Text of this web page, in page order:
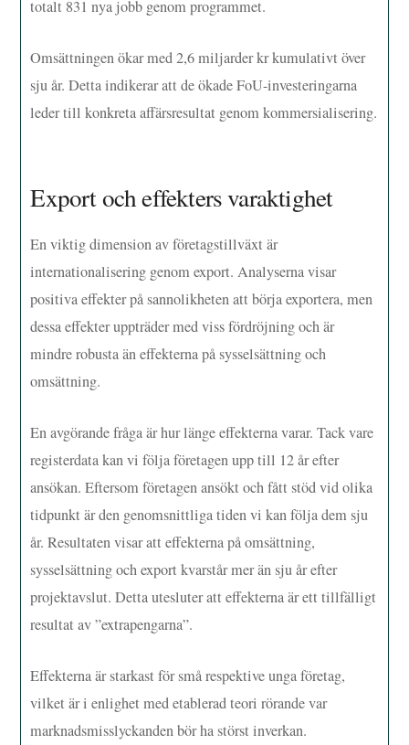
totalt 831 nya jobb genom programmet.
Omsättningen ökar med 2,6 miljarder kr kumulativt över
sju år. Detta indikerar att de ökade FoU-investeringarna
leder till konkreta affärsresultat genom kommersialisering.
Export och effekters varaktighet
En viktig dimension av företagstillväxt är
internationalisering genom export. Analyserna visar
positiva effekter på sannolikheten att börja exportera, men
dessa effekter uppträder med viss fördröjning och är
mindre robusta än effekterna på sysselsättning och
omsättning.
En avgörande fråga är hur länge effekterna varar. Tack vare
registerdata kan vi följa företagen upp till 12 år efter
ansökan. Eftersom företagen ansökt och fått stöd vid olika
tidpunkt är den genomsnittliga tiden vi kan följa dem sju
år. Resultaten visar att effekterna på omsättning,
sysselsättning och export kvarstår mer än sju år efter
projektavslut. Detta utesluter att effekterna är ett tillfälligt
resultat av ”extrapengarna”.
Effekterna är starkast för små respektive unga företag,
vilket är i enlighet med etablerad teori rörande var
marknadsmisslyckanden bör ha störst inverkan.